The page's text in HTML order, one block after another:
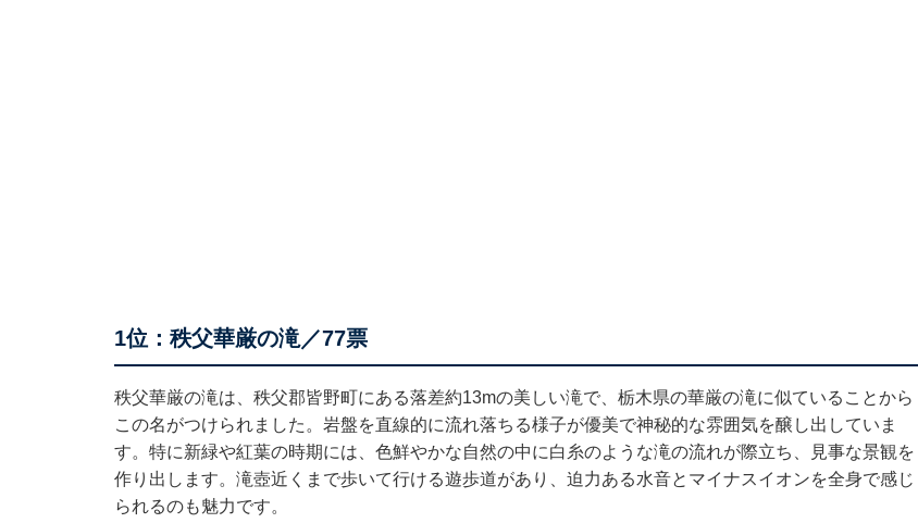
1位：秩父華厳の滝／77票
秩父華厳の滝は、秩父郡皆野町にある落差約13mの美しい滝で、栃木県の華厳の滝に似ていることから
この名がつけられました。岩盤を直線的に流れ落ちる様子が優美で神秘的な雰囲気を醸し出していま
す。特に新緑や紅葉の時期には、色鮮やかな自然の中に白糸のような滝の流れが際立ち、見事な景観を
作り出します。滝壺近くまで歩いて行ける遊歩道があり、迫力ある水音とマイナスイオンを全身で感じ
られるのも魅力です。